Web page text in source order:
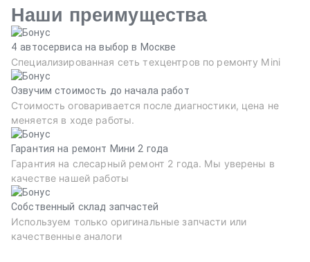
Наши преимущества
4 автосервиса на выбор в Москве
Специализированная сеть техцентров по ремонту Mini
Озвучим стоимость до начала работ
Стоимость оговаривается после диагностики, цена не
меняется в ходе работы.
Гарантия на ремонт Мини 2 года
Гарантия на слесарный ремонт 2 года. Мы уверены в
качестве нашей работы
Собственный склад запчастей
Используем только оригинальные запчасти или
качественные аналоги